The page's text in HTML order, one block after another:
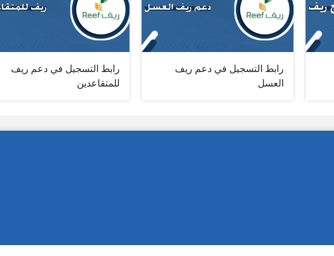
رابط التسجيل في دعم ريف
العسل
رابط التسجيل في دعم ريف
للمتقاعدين